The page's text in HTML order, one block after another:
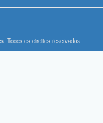
Todos os direitos reservados.